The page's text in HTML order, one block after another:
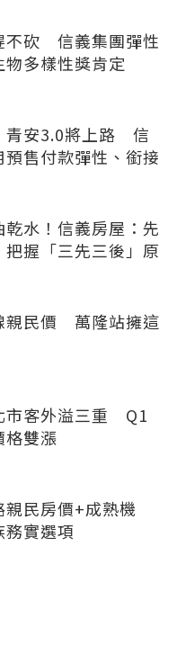
不砍 信義集團彈性
多樣性獎肯定
青安3.0將上路 信
售付款彈性、銜接
水！信義房屋：先
握「三先三後」原
親民價 萬隆站擁這
市客外溢三重 Q1
格雙漲
民房價+成熟機
實選項